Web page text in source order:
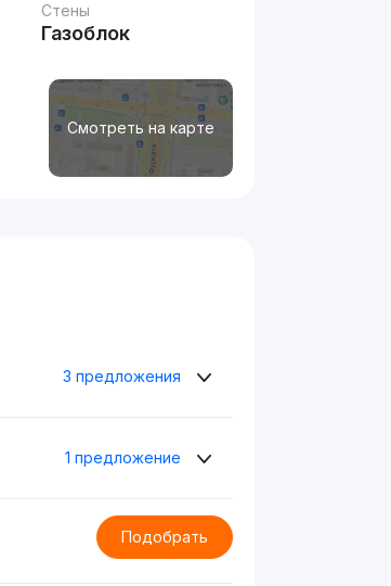
Стены
Газоблок
Смотреть на карте
3 предложения
1 предложение
Подобрать